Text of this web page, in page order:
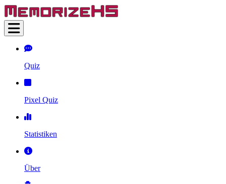
Quiz
Pixel Quiz
Statistiken
Über